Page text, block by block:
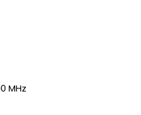
MHz